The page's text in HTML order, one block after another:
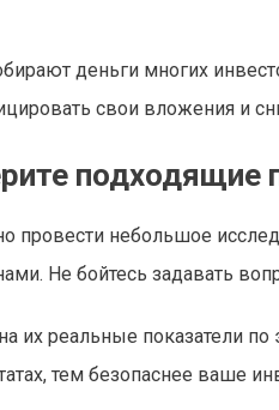
деньги многих
свои вложения и
подходящие
провести небольшое
Не бойтесь задавать
их реальные показатели по
тем безопаснее ваше